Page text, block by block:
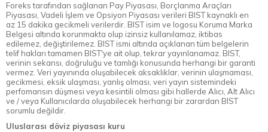
Foreks tarafından sağlanan Pay Piyasası, Borçlanma Araçları
Piyasası, Vadeli İşlem ve Opsiyon Piyasası verileri BIST kaynaklı en
az 15 dakika gecikmeli verilerdir. BIST isim ve logosu Koruma Marka
Belgesi altında korunmakta olup izinsiz kullanılamaz, iktibas
edilemez, değiştirilemez. BIST ismi altında açıklanan tüm belgelerin
telif hakları tamamen BIST'ye ait olup, tekrar yayınlanamaz. BIST,
verinin sekansı, doğruluğu ve tamlığı konusunda herhangi bir garanti
vermez. Veri yayınında oluşabilecek aksaklıklar, verinin ulaşmaması,
gecikmesi, eksik ulaşması, yanlış olması, veri yayın sistemindeki
perfomansın düşmesi veya kesintili olması gibi hallerde Alıcı, Alt Alıcı
ve / veya Kullanıcılarda oluşabilecek herhangi bir zarardan BIST
sorumlu değildir.
Uluslarası döviz piyasası kuru